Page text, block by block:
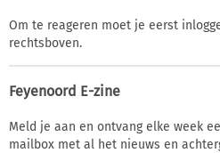
Om te reageren moet je eerst
rechtsboven.
Feyenoord E-zine
Meld je aan en ontvang elke week
mailbox met al het nieuws en